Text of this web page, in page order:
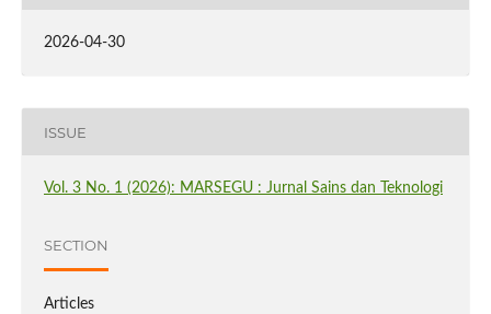
2026-04-30
ISSUE
Vol. 3 No. 1 (2026): MARSEGU : Jurnal Sains dan Teknologi
SECTION
Articles